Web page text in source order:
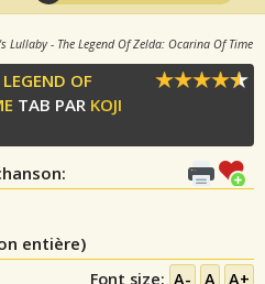
Lullaby - The Legend Of Zelda: Ocarina Of Time
OF
TAB PAR KOJI
:
entière)
Font size: A- A A+